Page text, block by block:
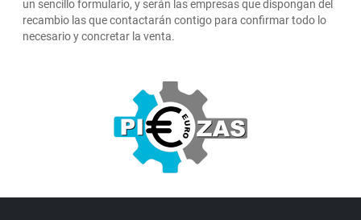
un sencillo formulario, y serán las empresas que dispongan del
recambio las que contactarán contigo para confirmar todo lo
necesario y concretar la venta.